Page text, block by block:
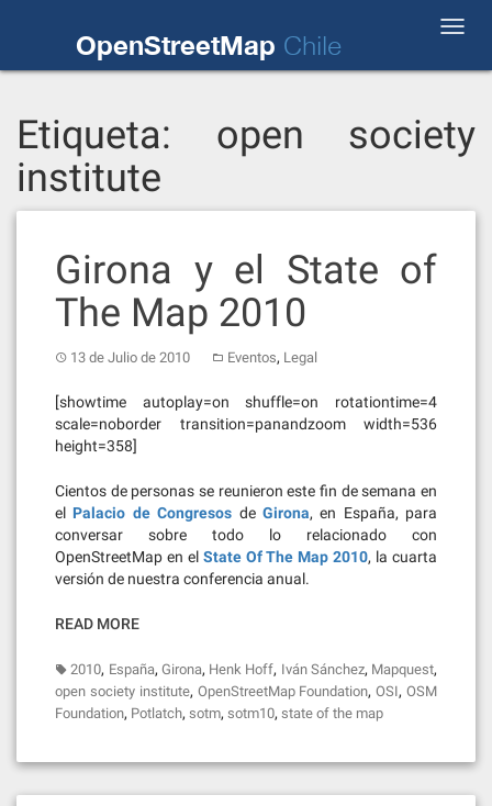
OpenStreetMap Chile
Etiqueta: open society
institute
Girona y el State of
The Map 2010
13 de Julio de 2010 Eventos, Legal
[showtime autoplay=on shuffle=on rotationtime=4
scale=noborder transition=panandzoom width=536
height=358]
Cientos de personas se reunieron este fin de semana en
el Palacio de Congresos de Girona, en España, para
conversar sobre todo lo relacionado con
OpenStreetMap en el State Of The Map 2010, la cuarta
versión de nuestra conferencia anual.
READ MORE
2010, España, Girona, Henk Hoff, Iván Sánchez, Mapquest,
open society institute, OpenStreetMap Foundation,OSI,OSM
Foundation, Potlatch, sotm, sotm10, state of the map